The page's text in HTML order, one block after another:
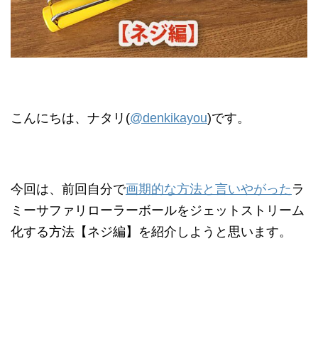
こんにちは、ナタリ(@denkikayou)です。
今回は、前回自分で画期的な方法と言いやがった ラ
ミーサファリローラーボールをジェットストリーム
化する方法【ネジ編】を紹介しようと思います。